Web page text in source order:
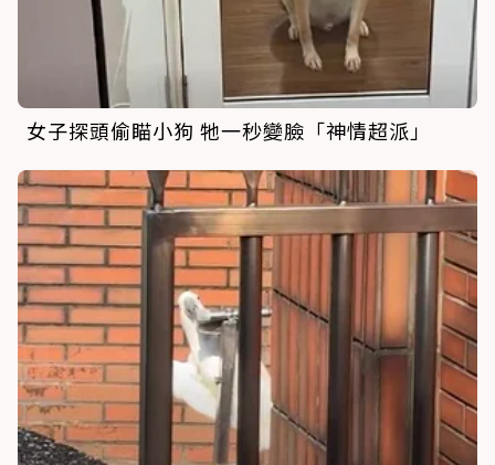
女子探頭偷瞄小狗 牠一秒變臉「神情超派」